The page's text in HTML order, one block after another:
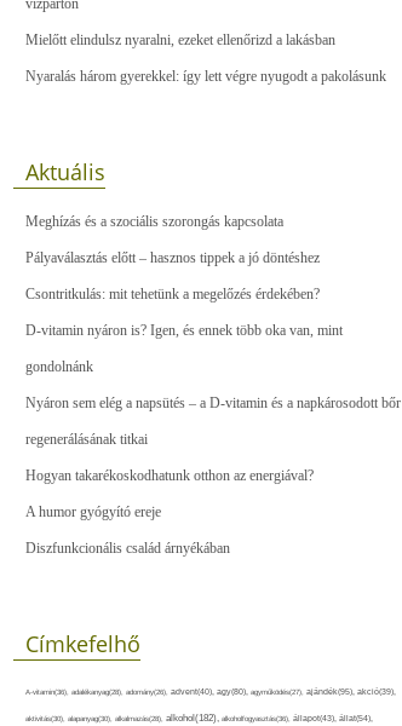
vízparton
Mielőtt elindulsz nyaralni, ezeket ellenőrizd a lakásban
Nyaralás három gyerekkel: így lett végre nyugodt a pakolásunk
Aktuális
Meghízás és a szociális szorongás kapcsolata
Pályaválasztás előtt – hasznos tippek a jó döntéshez
Csontritkulás: mit tehetünk a megelőzés érdekében?
D-vitamin nyáron is? Igen, és ennek több oka van, mint
gondolnánk
Nyáron sem elég a napsütés – a D-vitamin és a napkárosodott bőr
regenerálásának titkai
Hogyan takarékoskodhatunk otthon az energiával?
A humor gyógyító ereje
Diszfunkcionális család árnyékában
Címkefelhő
A-vitamin(36), adalékanyag(28), adomány(26), advent(40), agy(80), agyműködés(27), ajándék(95), akció(39),
aktivitás(30), alapanyag(30), alkalmazás(28), alkohol(182), alkoholfogyasztás(36), állapot(43), állat(54),